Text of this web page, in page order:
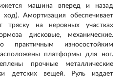
машина вперед и назад
Амортизация обеспечивает
на неровных участках
дисковые, механические.
практичным износостойким
платформы для ног.
прочные металлические
детских вещей. Руль издает